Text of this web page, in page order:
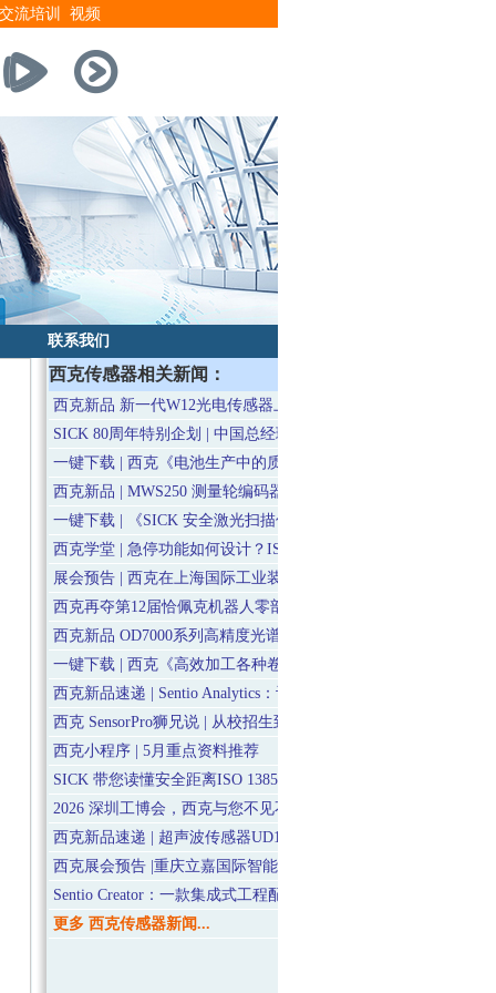
交流培训 视频
联系我们
西克传感器相关新闻：
西克新品 新一代W12光电传感器上市
SICK 80周年特别企划 | 中国总经理特别专访
一键下载 | 西克《电池生产中的质量管理》电子手册
西克新品 | MWS250 测量轮编码器上市
一键下载 | 《SICK 安全激光扫描仪》电子手册
西克学堂 | 急停功能如何设计？ISO 13850给出答案
展会预告 | 西克在上海国际工业装配及传输技术展会（AMTS）
西克再夺第12届恰佩克机器人零部件“年度卓越品牌”大奖
西克新品 OD7000系列高精度光谱共焦测距传感器上市
一键下载 | 西克《高效加工各种卷材的传感器解决方案 》电子手
西克新品速递 | Sentio Analytics：让工业数据“活”起来
西克 SensorPro狮兄说 | 从校招生到独当一面，我们想说......
西克小程序 | 5月重点资料推荐
SICK 带您读懂安全距离ISO 13857 机械安全防护核心指南
2026 深圳工博会，西克与您不见不散！
西克新品速递 | 超声波传感器UD18系列上市
西克展会预告 |重庆立嘉国际智能装备展览会约定您
Sentio Creator：一款集成式工程配置工具，掌控 SICK 设备
更多 西克传感器新闻...